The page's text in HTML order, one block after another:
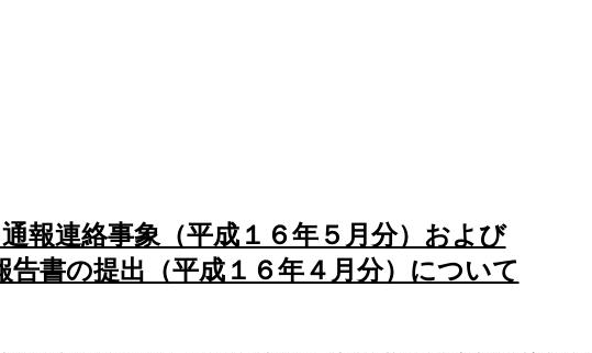
報連絡事象（平成１６年５月分）および
告書の提出（平成１６年４月分）について